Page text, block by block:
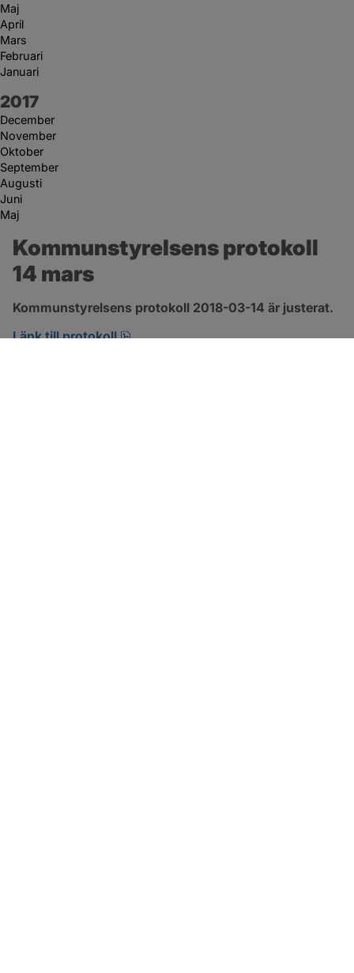
Maj
April
Mars
Februari
Januari
År:
2017
December
November
Oktober
September
Augusti
Juni
Maj
Kommunstyrelsens protokoll
14 mars
Kommunstyrelsens protokoll 2018-03-14 är justerat.
Länk till protokoll
pdf, 489.5 kB, öppnas i nytt fönster.